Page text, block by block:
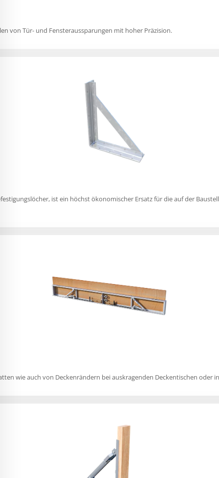
von Tür- und Fensteraussparungen mit hoher Präzision.
ist ein höchst ökonomischer Ersatz für die auf der
wie auch von Deckenrändern bei auskragenden Deckentischen oder